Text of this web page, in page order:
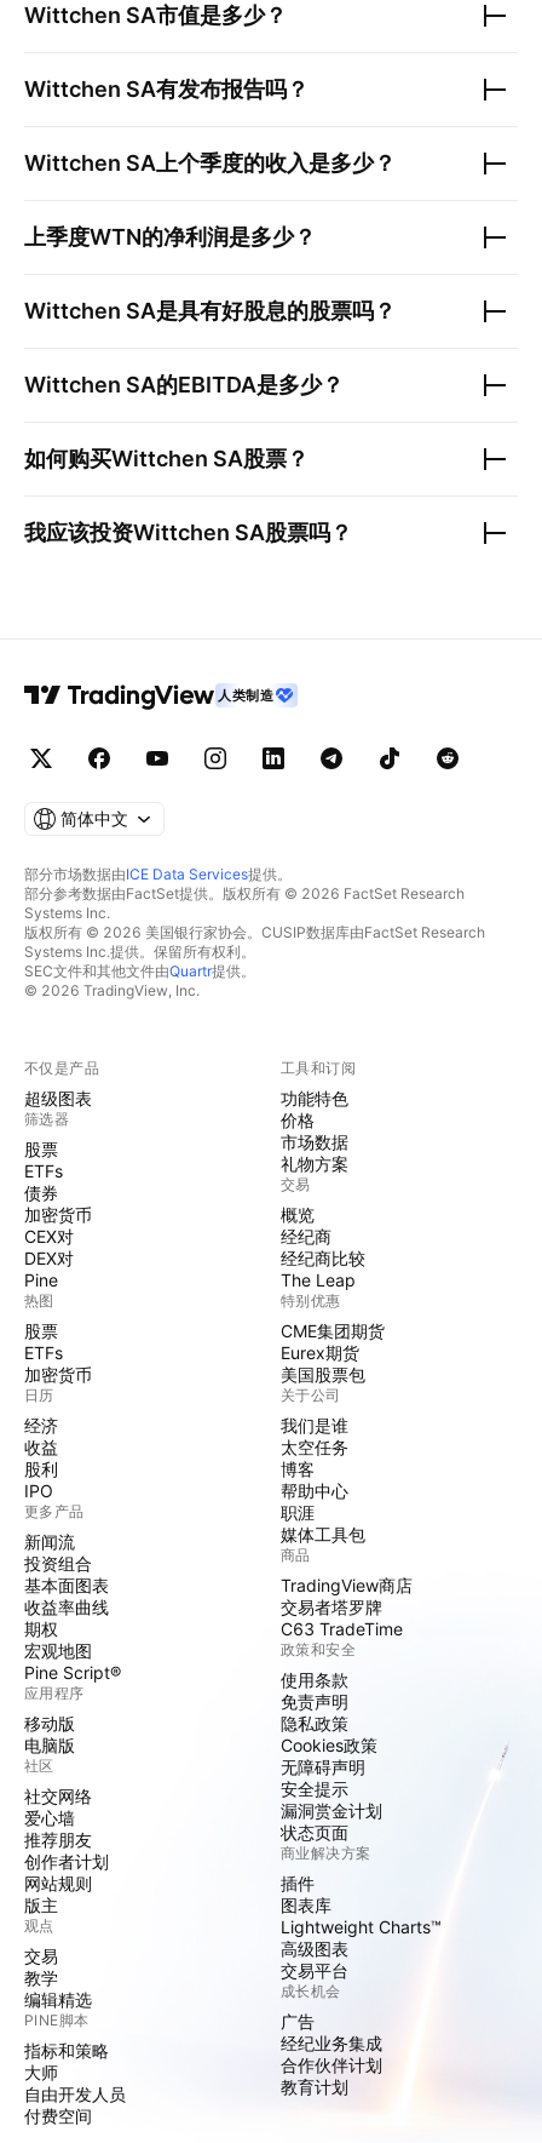
Wittchen SA市值是多少？
Wittchen SA有发布报告吗？
Wittchen SA 上个季度的收入是多少？
上季度WTN的净利润是多少？
Wittchen SA是具有好股息的股票吗？
Wittchen SA的EBITDA是多少？
如何购买Wittchen SA股票？
我应该投资Wittchen SA股票吗？
人类制造
简体中文
部分市场数据由ICE Data Services提供。
部分参考数据由FactSet提供。版权所有 © 2026 FactSet Research
Systems Inc.
版权所有 © 2026 美国银行家协会。CUSIP数据库由FactSet Research
Systems Inc.提供。保留所有权利。
SEC文件和其他文件由Quartr提供。
© 2026 TradingView, Inc.
不仅是产品
超级图表
筛选器
股票
ETFs
债券
加密货币
CEX对
DEX对
Pine
热图
股票
ETFs
加密货币
日历
经济
收益
股利
IPO
更多产品
新闻流
投资组合
基本面图表
收益率曲线
期权
宏观地图
Pine Script®
应用程序
移动版
电脑版
社区
社交网络
爱心墙
推荐朋友
创作者计划
网站规则
版主
观点
交易
教学
编辑精选
PINE脚本
指标和策略
大师
自由开发人员
付费空间
工具和订阅
功能特色
价格
市场数据
礼物方案
交易
概览
经纪商
经纪商比较
The Leap
特别优惠
CME集团期货
Eurex期货
美国股票包
关于公司
我们是谁
太空任务
博客
帮助中心
职涯
媒体工具包
商品
TradingView商店
交易者塔罗牌
C63 TradeTime
政策和安全
使用条款
免责声明
隐私政策
Cookies政策
无障碍声明
安全提示
漏洞赏金计划
状态页面
商业解决方案
插件
图表库
Lightweight Charts™
高级图表
交易平台
成长机会
广告
经纪业务集成
合作伙伴计划
教育计划